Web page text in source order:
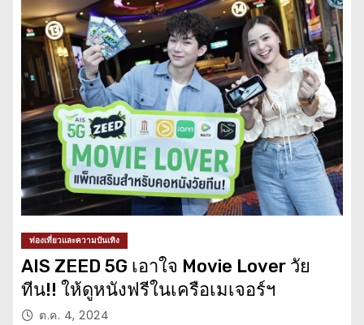
ท่องเที่ยวและความบันเทิง
AIS ZEED 5G เอาใจ Movie Lover วัย
ทีน!! ให้ดูหนังฟรีในเครือเมเจอร์ฯ
ต.ค. 4, 2024